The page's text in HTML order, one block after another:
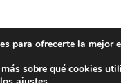
para ofrecerte la mejor
más sobre qué cookies